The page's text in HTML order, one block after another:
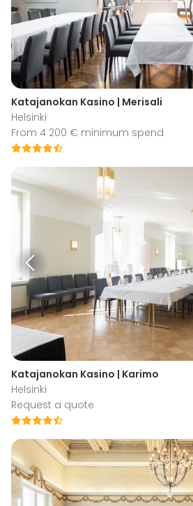
Katajanokan Kasino | Merisali
Helsinki
From 4 200 € minimum spend
Katajanokan Kasino | Karimo
Helsinki
Request a quote